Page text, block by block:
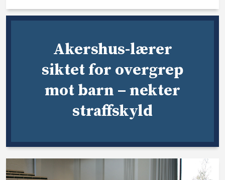
Akershus-lærer
siktet for overgrep
mot barn – nekter
straffskyld